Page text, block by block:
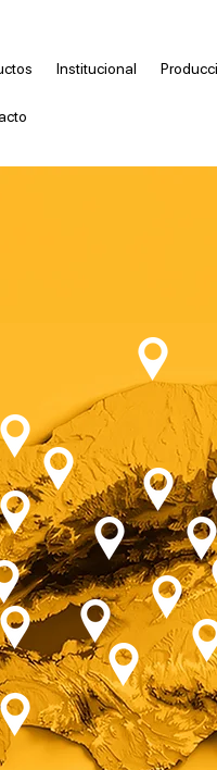
Institucional